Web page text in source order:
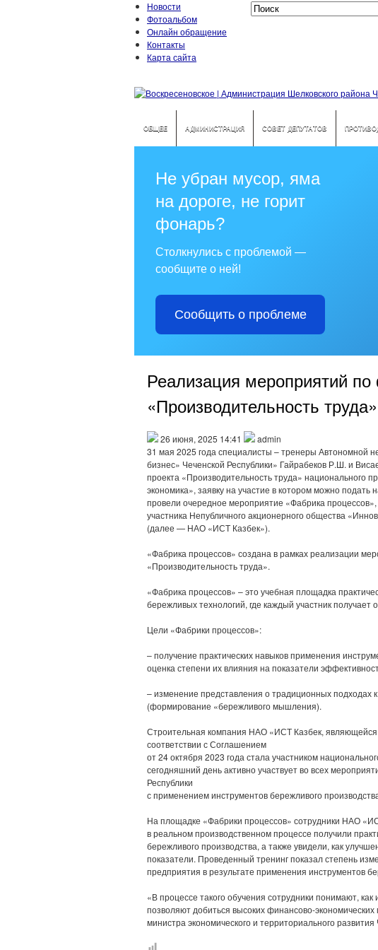
Новости
Фотоальбом
Онлайн обращение
Контакты
Карта сайта
ОБЩЕЕ АДМИНИСТРАЦИЯ СОВЕТ ДЕПУТАТОВ
Не убран мусор, яма
на дороге, не горит
фонарь?
Столкнулись с проблемой —
сообщите о ней!
Сообщить о проблеме
Реализация мероприятий
«Производительность
26 июня, 2025 14:41
admin
31 мая 2025 года специалисты – тренеры Автономной
бизнес» Чеченской Республики» Гайрабеков Р.Ш. и
проекта «Производительность труда» национального
экономика», заявку на участие в котором можно
провели очередное мероприятие «Фабрика
участника Непубличного акционерного общества
(далее — НАО «ИСТ Казбек»).
«Фабрика процессов» создана в рамках реализации
«Производительность труда».
«Фабрика процессов» – это учебная площадка
бережливых технологий, где каждый участник
Цели «Фабрики процессов»:
– получение практических навыков применения
оценка степени их влияния на показатели
– изменение представления о традиционных подходах
(формирование «бережливого мышления).
Строительная компания НАО «ИСТ Казбек,
соответствии с Соглашением
от 24 октября 2023 года стала участником
сегодняшний день активно участвует во всех
Республики
с применением инструментов бережливого
На площадке «Фабрики процессов» сотрудники НАО
в реальном производственном процессе получили
бережливого производства, а также увидели, как
показатели. Проведенный тренинг показал степень
предприятия в результате применения инструментов
«В процессе такого обучения сотрудники понимают,
позволяют добиться высоких финансово-
министра экономического и территориального